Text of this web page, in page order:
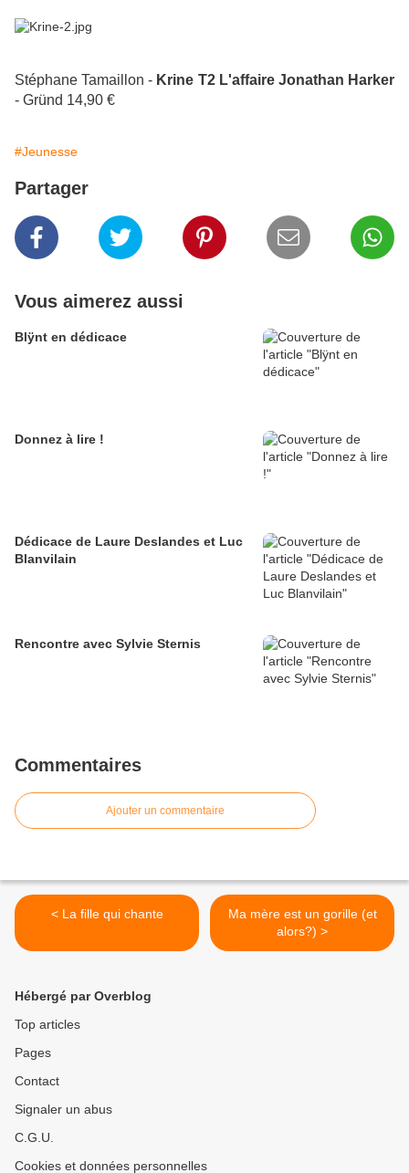
Stéphane Tamaillon - Krine T2 L'affaire Jonathan Harker
- Gründ 14,90 €
#Jeunesse
Partager
Vous aimerez aussi
Blÿnt en dédicace
Donnez à lire !
Dédicace de Laure Deslandes et Luc
Blanvilain
Rencontre avec Sylvie Sternis
Commentaires
Ajouter un commentaire
< La fille qui chante
Ma mère est un gorille (et
alors?) >
Hébergé par Overblog
Top articles
Pages
Contact
Signaler un abus
C.G.U.
Cookies et données personnelles